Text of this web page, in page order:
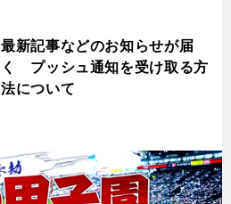
最新記事などのお知らせが届
く プッシュ通知を受け取る方
法について